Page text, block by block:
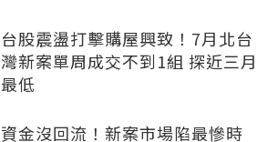
台股震盪打擊購屋興致！7月北台
灣新案單周成交不到1組 探近三月
最低
資金沒回流！新案市場陷最慘時